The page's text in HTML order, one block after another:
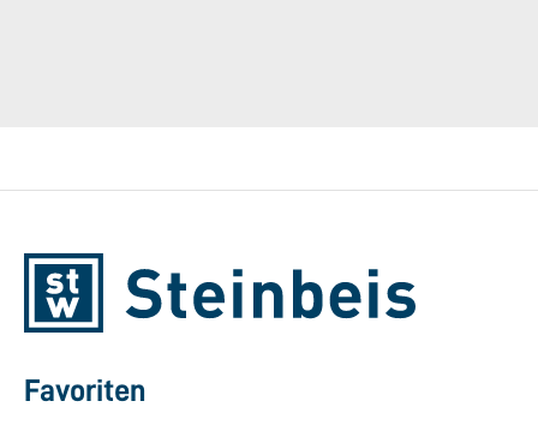
Favoriten